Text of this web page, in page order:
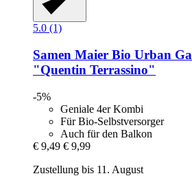
5.0 (1)
Samen Maier Bio Urban
"Quentin Terrassino"
-5%
Geniale 4er Kombi
Für Bio-Selbstversorger
Auch für den Balkon
€ 9,49 € 9,99
Zustellung bis 11. August